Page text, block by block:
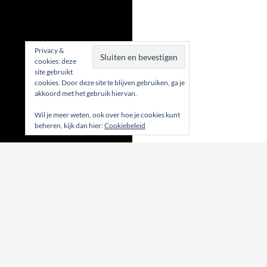
Privacy &
cookies: deze
site gebruikt
cookies. Door deze site te blijven gebruiken, ga je
akkoord met het gebruik hiervan.
Wil je meer weten, ook over hoe je cookies kunt
beheren, kijk dan hier:Cookiebeleid